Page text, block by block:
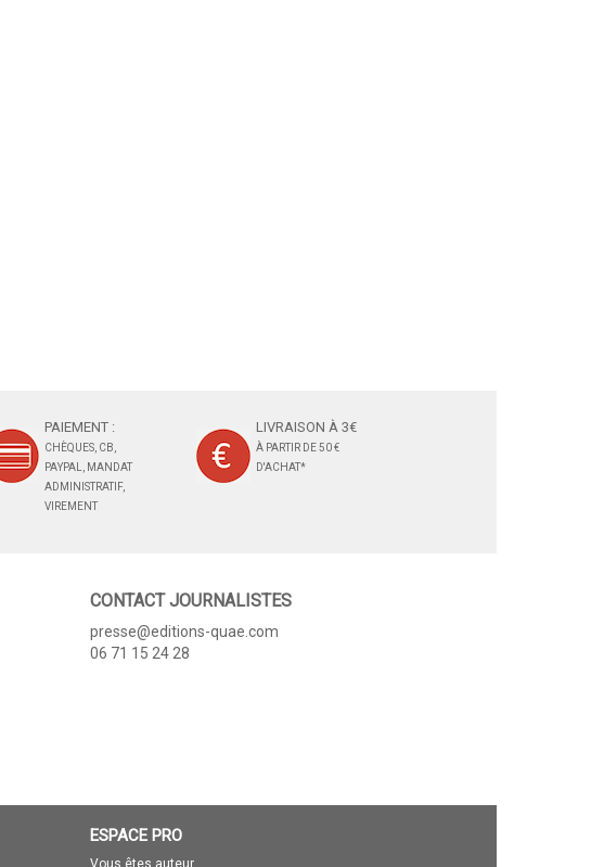
PAIEMENT :
CHÈQUES, CB,
PAYPAL, MANDAT
ADMINISTRATIF,
VIREMENT
LIVRAISON À 3€
À PARTIR DE 50 €
D'ACHAT*
CONTACT JOURNALISTES
presse@editions-quae.com
06 71 15 24 28
ESPACE PRO
Vous êtes auteur